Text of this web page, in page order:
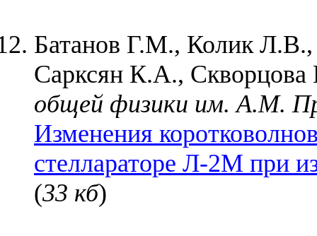
Батанов Г.М., Колик
Сарксян К.А.,
общей физики им. А.М.
Изменения
стеллараторе Л-2М при
(33 кб)